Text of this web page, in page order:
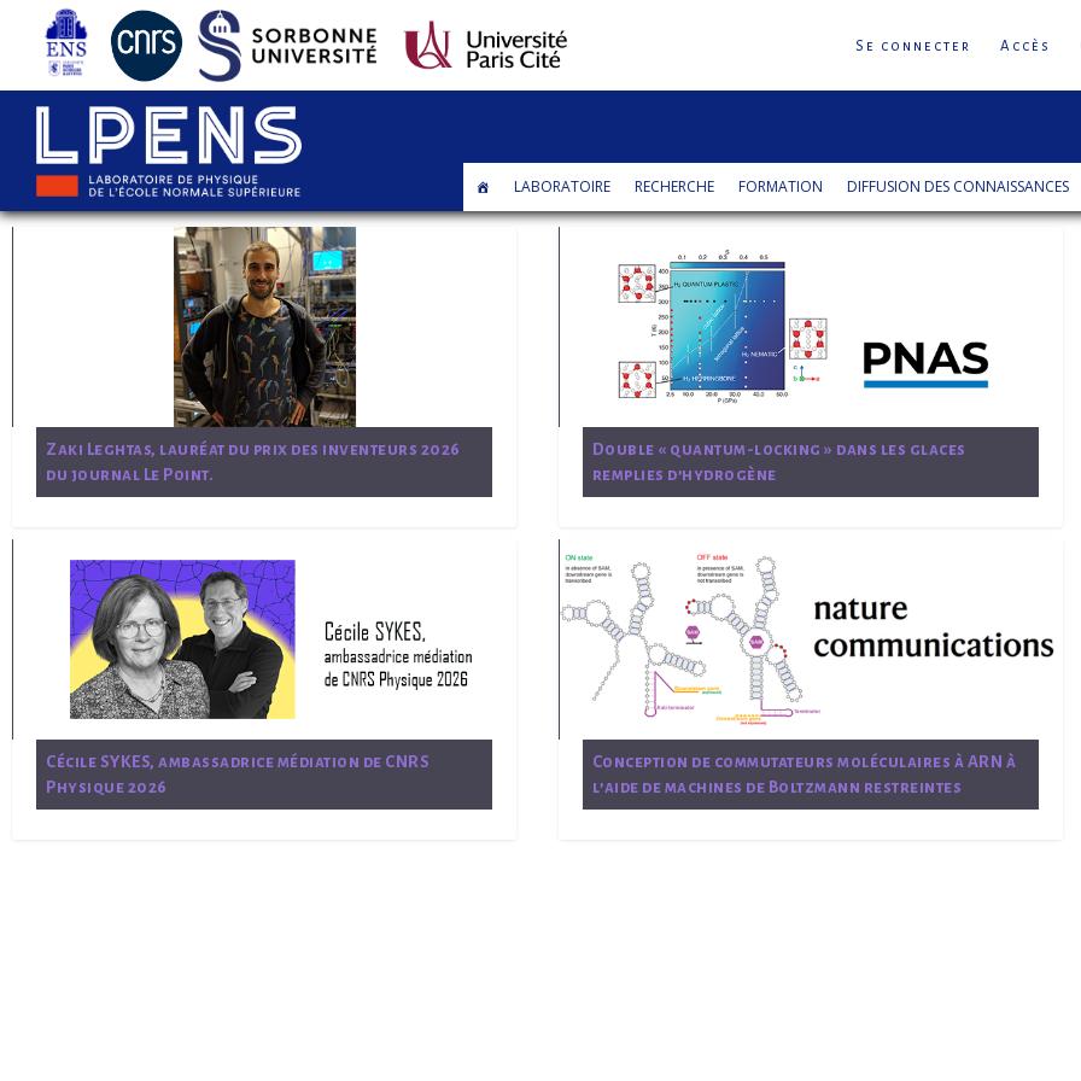
Se connecter Accès
LABORATOIRE RECHERCHE FORMATION DIFFUSION DES CONNAISSANCES
Auteur/autrice : apierret
Zaki Leghtas, lauréat du prix des inventeurs 2026
du journal Le Point.
Cécile SYKES, ambassadrice médiation de CNRS
Physique 2026
Double « quantum-locking » dans les glaces
remplies d’hydrogène
Conception de commutateurs moléculaires à ARN à
l’aide de machines de Boltzmann restreintes